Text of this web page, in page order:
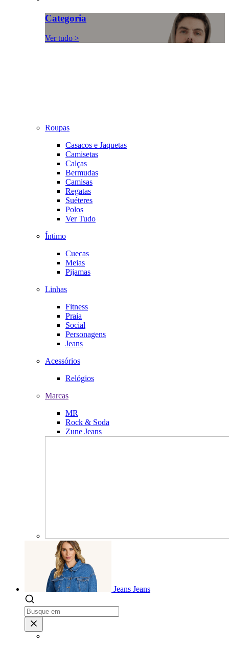
Categoria
Ver tudo >
Roupas
Casacos e Jaquetas
Camisetas
Calças
Bermudas
Camisas
Regatas
Suéteres
Polos
Ver Tudo
Íntimo
Cuecas
Meias
Pijamas
Linhas
Fitness
Praia
Social
Personagens
Jeans
Acessórios
Relógios
Marcas
MR
Rock & Soda
Zune Jeans
Jeans Jeans